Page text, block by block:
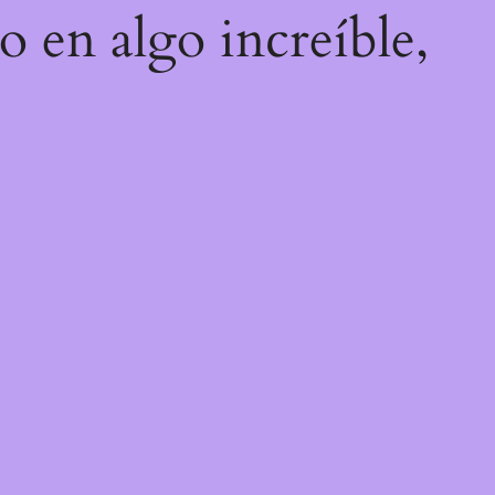
en algo increíble,